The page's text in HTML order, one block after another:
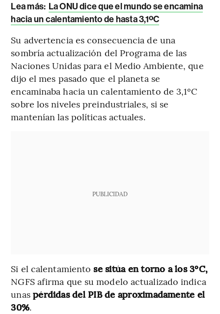
Lea más: La ONU dice que el mundo se encamina
hacia un calentamiento de hasta 3,1ºC
Su advertencia es consecuencia de una
sombría actualización del Programa de las
Naciones Unidas para el Medio Ambiente, que
dijo el mes pasado que el planeta se
encaminaba hacia un calentamiento de 3,1ºC
sobre los niveles preindustriales, si se
mantenían las políticas actuales.
PUBLICIDAD
Si el calentamientose sitúa en torno a los 3ºC,
NGFS afirma que su modelo actualizado indica
unaspérdidas del PIB de aproximadamente el
30%.